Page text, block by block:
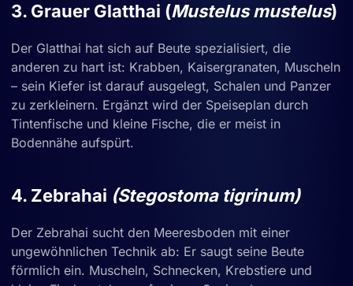
3. Grauer Glatthai (Mustelus mustelus)
Der Glatthai hat sich auf Beute spezialisiert, die
anderen zu hart ist: Krabben, Kaisergranaten, Muscheln
– sein Kiefer ist darauf ausgelegt, Schalen und Panzer
zu zerkleinern. Ergänzt wird der Speiseplan durch
Tintenfische und kleine Fische, die er meist in
Bodennähe aufspürt.
4. Zebrahai (Stegostoma tigrinum)
Der Zebrahai sucht den Meeresboden mit einer
ungewöhnlichen Technik ab: Er saugt seine Beute
förmlich ein. Muscheln, Schnecken, Krebstiere und